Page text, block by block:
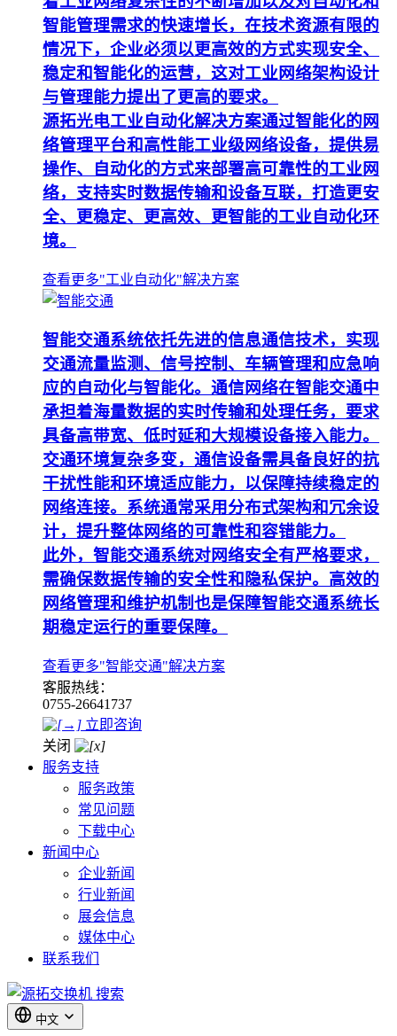
智能管理需求的快速增长，在技术资源有限的
情况下，企业必须以更高效的方式实现安全、
稳定和智能化的运营，这对工业网络架构设计
与管理能力提出了更高的要求。
源拓光电工业自动化解决方案通过智能化的网
络管理平台和高性能工业级网络设备，提供易
操作、自动化的方式来部署高可靠性的工业网
络，支持实时数据传输和设备互联，打造更安
全、更稳定、更高效、更智能的工业自动化环
境。
查看更多"工业自动化"解决方案
智能交通系统依托先进的信息通信技术，实现
交通流量监测、信号控制、车辆管理和应急响
应的自动化与智能化。通信网络在智能交通中
承担着海量数据的实时传输和处理任务，要求
具备高带宽、低时延和大规模设备接入能力。
交通环境复杂多变，通信设备需具备良好的抗
干扰性能和环境适应能力，以保障持续稳定的
网络连接。系统通常采用分布式架构和冗余设
计，提升整体网络的可靠性和容错能力。
此外，智能交通系统对网络安全有严格要求，
需确保数据传输的安全性和隐私保护。高效的
网络管理和维护机制也是保障智能交通系统长
期稳定运行的重要保障。
查看更多"智能交通"解决方案
客服热线：
0755-26641737
立即咨询
关闭
服务支持
服务政策
常见问题
下载中心
新闻中心
企业新闻
行业新闻
展会信息
媒体中心
联系我们
搜索
中文